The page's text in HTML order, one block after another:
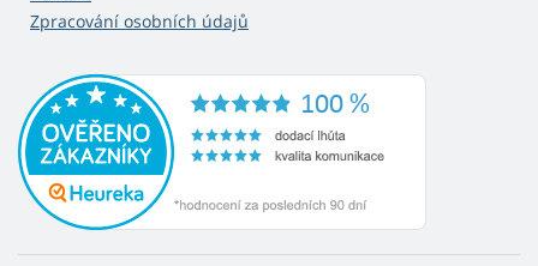
Zpracování osobních údajů